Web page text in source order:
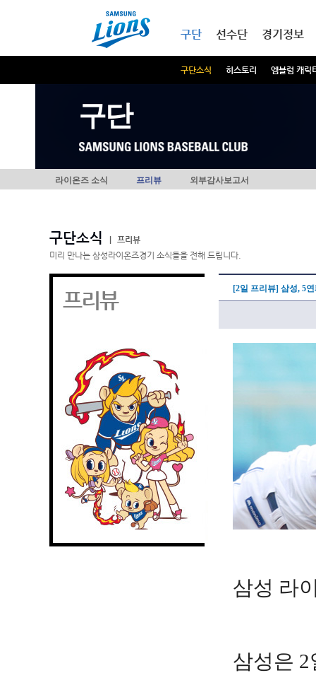
구단
구단소식 히스토리 엠블럼 캐릭
선수단 경기정보
구단
라이온즈 소식 프리뷰 외부감사보고서
구단소식
프리뷰
미리 만나는 삼성라이온즈경기 소식들을 전해 드립니다.
프리뷰 [2일 프리뷰] 삼성, 5
삼성 라
삼성은